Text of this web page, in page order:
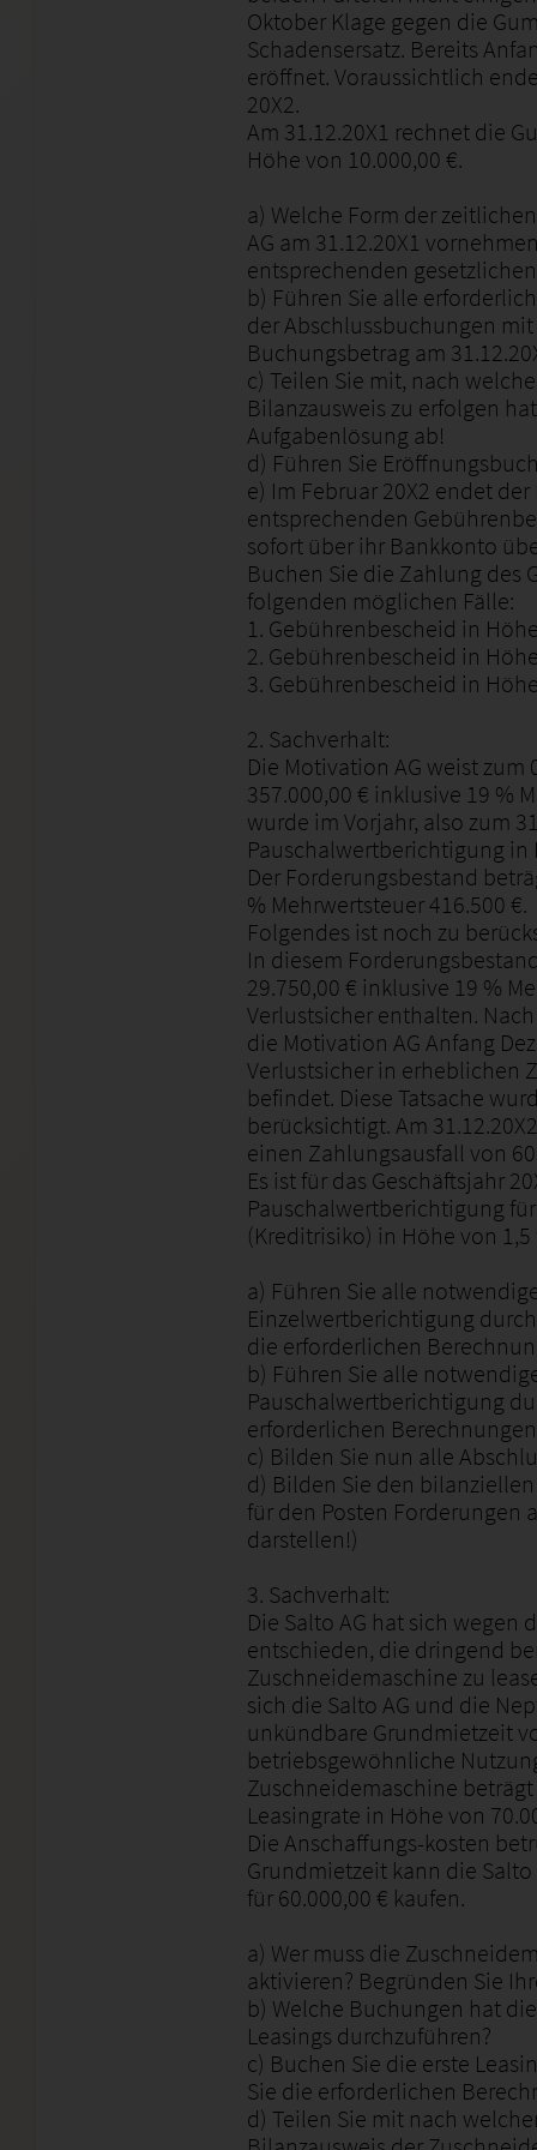
Oktober Klage gegen die
Schadensersatz. Bereits
eröffnet. Voraussichtlich
20X2.
Am 31.12.20X1 rechnet die
Höhe von 10.000,00 €.
a) Welche Form der
AG am 31.12.20X1
entsprechenden
b) Führen Sie alle
der Abschlussbuchungen
Buchungsbetrag am
c) Teilen Sie mit, nach
Bilanzausweis zu erfolgen
Aufgabenlösung ab!
d) Führen Sie
e) Im Februar 20X2 endet
entsprechenden
sofort über ihr Bankkonto
Buchen Sie die Zahlung des
folgenden möglichen Fälle:
1. Gebührenbescheid in
2. Gebührenbescheid in
3. Gebührenbescheid in
2. Sachverhalt:
Die Motivation AG weist zum
357.000,00 € inklusive 19 %
wurde im Vorjahr, also zum
Pauschalwertberichtigung in
Der Forderungsbestand
% Mehrwertsteuer 416.500 €.
Folgendes ist noch zu
In diesem
29.750,00 € inklusive 19 %
Verlustsicher enthalten.
die Motivation AG Anfang
Verlustsicher in erheblichen
befindet. Diese Tatsache
berücksichtigt. Am
einen Zahlungsausfall von
Es ist für das Geschäftsjahr
Pauschalwertberichtigung
(Kreditrisiko) in Höhe von
a) Führen Sie alle
Einzelwertberichtigung
die erforderlichen
b) Führen Sie alle
Pauschalwertberichtigung
erforderlichen
c) Bilden Sie nun alle
d) Bilden Sie den bilanziellen
für den Posten Forderungen
darstellen!)
3. Sachverhalt:
Die Salto AG hat sich wegen
entschieden, die dringend
Zuschneidemaschine zu
sich die Salto AG und die
unkündbare Grundmietzeit
betriebsgewöhnliche
Zuschneidemaschine
Leasingrate in Höhe von
Die Anschaffungs-kosten
Grundmietzeit kann die
für 60.000,00 € kaufen.
a) Wer muss die
aktivieren? Begründen Sie
b) Welche Buchungen hat
Leasings durchzuführen?
c) Buchen Sie die erste
Sie die erforderlichen
d) Teilen Sie mit nach